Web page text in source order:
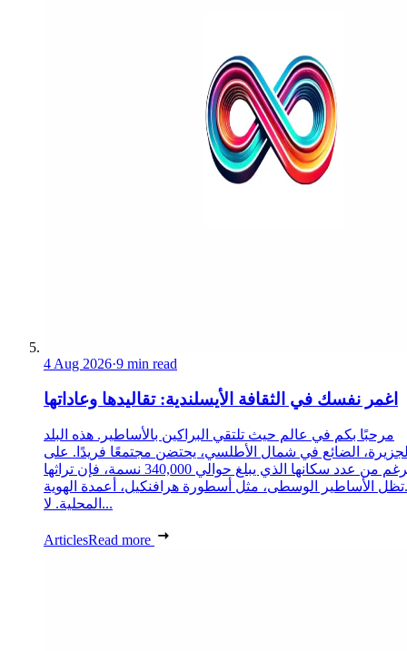
4 Aug 2026·9 min read
اغمر نفسك في الثقافة الأيسلندية: تقاليدها وعاداتها
مرحبًا بكم في عالم حيث تلتقي البراكين بالأساطير. هذه البلد
الضائع في شمال الأطلسي، يحتضن مجتمعًا فريدًا. على
الرغم من عدد سكانها الذي يبلغ حوالي 340,000 نسمة، فإن تراثها
الأساطير الوسطى، مثل أسطورة هرافنكيل، أعمدة الهوية
المحلية. لا...
ArticlesRead more